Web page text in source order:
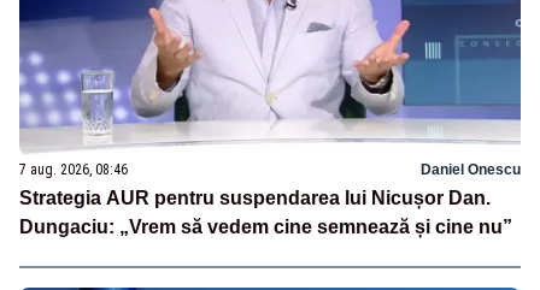
7 aug. 2026, 08:46 Daniel Onescu
Strategia AUR pentru suspendarea lui Nicușor Dan.
Dungaciu: „Vrem să vedem cine semnează și cine nu”